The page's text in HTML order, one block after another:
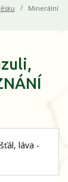
Minerální